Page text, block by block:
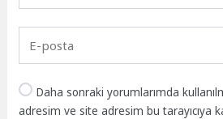
Daha sonraki yorumlarımda
adresim ve site adresim bu tarayıcıya